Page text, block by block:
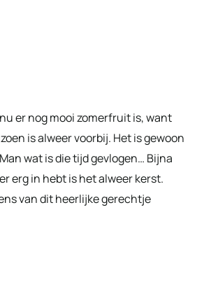
er nog mooi zomerfruit is, want
is alweer voorbij. Het is gewoon
wat is die tijd gevlogen… Bijna
erg in hebt is het alweer kerst.
van dit heerlijke gerechtje